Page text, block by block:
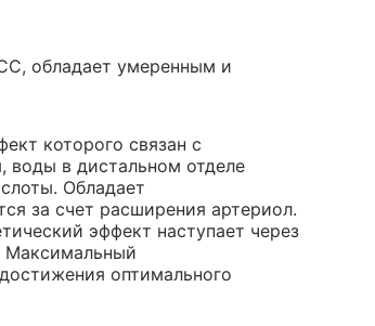
обладает умеренным и
которого связан с
воды в дистальном отделе
Обладает
за счет расширения артериол.
эффект наступает через
Максимальный
оптимального